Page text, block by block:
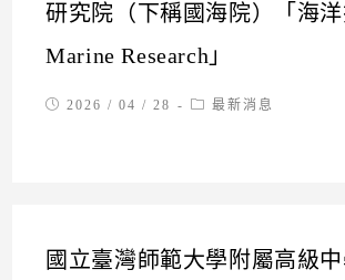
研究院（下稱國海院）「海
Marine Research」
Post2026 / 04 / 28
Post最新消息
國立臺灣師範大學附屬高級